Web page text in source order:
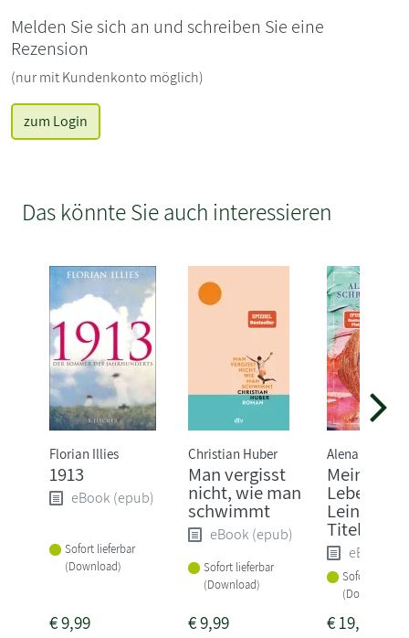
Melden Sie sich an und schreiben Sie eine
Rezension
(nur mit Kundenkonto möglich)
zum Login
Das könnte Sie auch interessieren
Florian Illies
1913
eBook (epub)
Sofort lieferbar
(Download)
€9,99
Christian Huber
Man vergisst
nicht, wie man
schwimmt
eBook (epub)
Sofort lieferbar
(Download)
€9,99
Alena
Mein
Leben, Öl
Titel
eBook
Sofort
(Download)
€19,99